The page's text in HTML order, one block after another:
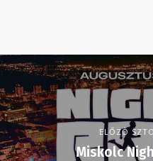
ELŐZŐ
Miskolc